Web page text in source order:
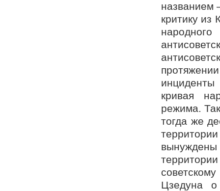
названием
критику из
инциденты
кривая
режима.
тогда же
Цзедуна о